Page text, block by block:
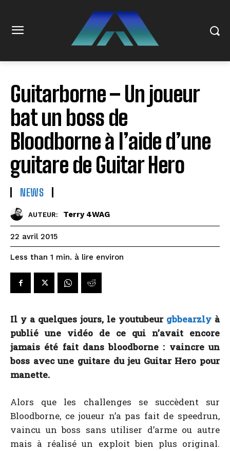
Guitarborne – Un joueur
bat un boss de
Bloodborne à l’aide d’une
guitare de Guitar Hero
NEWS
AUTEUR: Terry 4WAG
22 avril 2015
Less than 1 min. à lire environ
Il y a quelques jours, le youtubeur gbbearzly à
publié une vidéo de ce qui n’avait encore
jamais été fait dans bloodborne : vaincre un
boss avec une guitare du jeu Guitar Hero pour
manette.
Alors que les challenges se succèdent sur
Bloodborne, ce joueur n’a pas fait de speedrun,
vaincu un boss sans utiliser d’arme ou autre
mais à réalisé un exploit bien plus original.